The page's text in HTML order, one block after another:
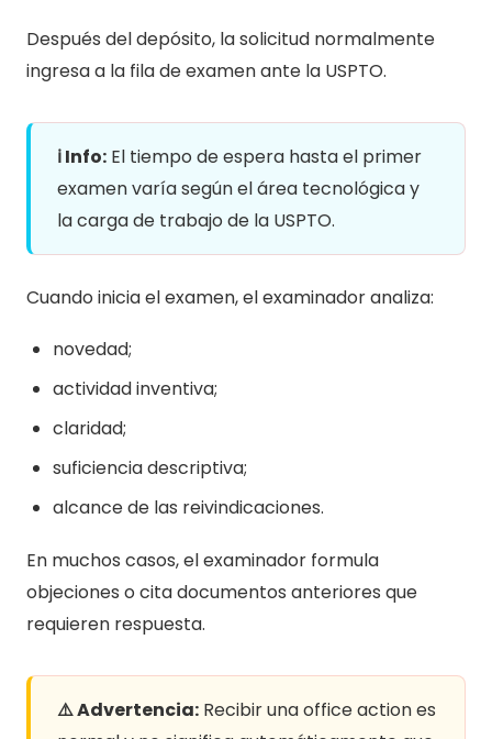
Después del depósito, la solicitud normalmente
ingresa a la fila de examen ante la USPTO.
ℹ️ Info: El tiempo de espera hasta el primer
examen varía según el área tecnológica y
la carga de trabajo de la USPTO.
Cuando inicia el examen, el examinador analiza:
novedad;
actividad inventiva;
claridad;
suficiencia descriptiva;
alcance de las reivindicaciones.
En muchos casos, el examinador formula
objeciones o cita documentos anteriores que
requieren respuesta.
⚠️ Advertencia: Recibir una office action es